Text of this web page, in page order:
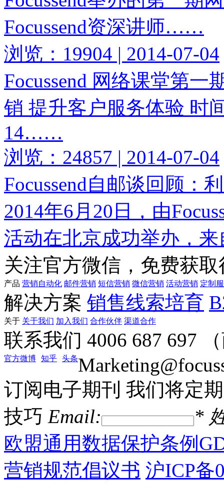
Focussend资深讲师……
浏览：19904 | 2014-07-04
Focussend 网络课堂第一
销 提升客户服务体验 时
14……
浏览：24857 | 2014-07-04
Focussend自邮谈回顾：
2014年6月20日，由
活动在北京成功举办，
关注官方微信，免费获
产品 营销自动化 邮件营销 短信营销 微信营销 活动营销 定制
解决方案 销售线索培育
关于 关于我们 加入我们 合作伙伴 渠道合作
联系我们 4006 687 697
官方微博 知乎 头条
订阅电子期刊 我们将定
技巧 Email: *
欧盟通用数据保护条例
营销规范倡议书 沪ICP备